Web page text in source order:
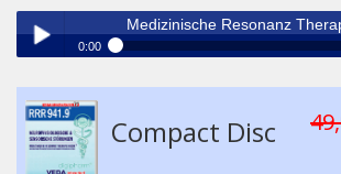
Play /
Medizinische Resonanz
0:00
Compact Disc